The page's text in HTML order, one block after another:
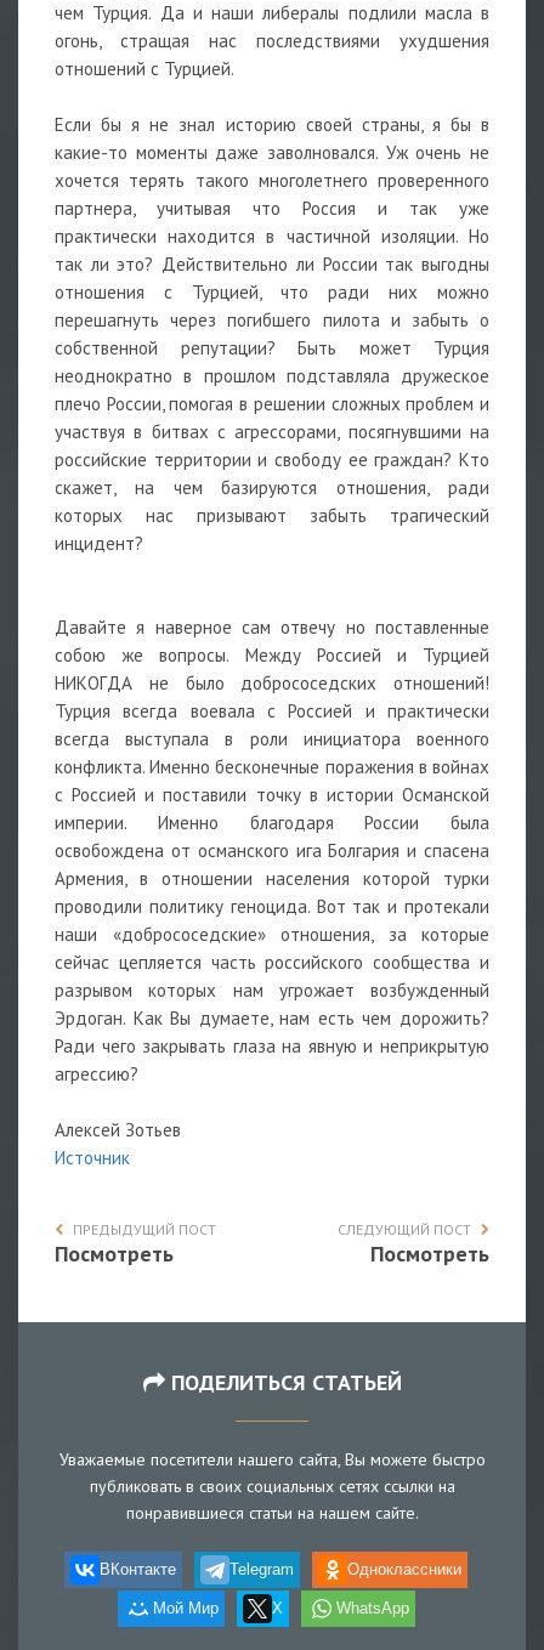
чем Турция. Да и наши либералы подлили масла в
огонь, стращая нас последствиями ухудшения
отношений с Турцией.
Если бы я не знал историю своей страны, я бы в
какие-то моменты даже заволновался. Уж очень не
хочется терять такого многолетнего проверенного
партнера, учитывая что Россия и так уже
практически находится в частичной изоляции. Но
так ли это? Действительно ли России так выгодны
отношения с Турцией, что ради них можно
перешагнуть через погибшего пилота и забыть о
собственной репутации? Быть может Турция
неоднократно в прошлом подставляла дружеское
плечо России, помогая в решении сложных проблем и
участвуя в битвах с агрессорами, посягнувшими на
российские территории и свободу ее граждан? Кто
скажет, на чем базируются отношения, ради
которых нас призывают забыть трагический
инцидент?
Давайте я наверное сам отвечу но поставленные
собою же вопросы. Между Россией и Турцией
НИКОГДА не было добрососедских отношений!
Турция всегда воевала с Россией и практически
всегда выступала в роли инициатора военного
конфликта. Именно бесконечные поражения в войнах
с Россией и поставили точку в истории Османской
империи. Именно благодаря России была
освобождена от османского ига Болгария и спасена
Армения, в отношении населения которой турки
проводили политику геноцида. Вот так и протекали
наши «добрососедские» отношения, за которые
сейчас цепляется часть российского сообщества и
разрывом которых нам угрожает возбужденный
Эрдоган. Как Вы думаете, нам есть чем дорожить?
Ради чего закрывать глаза на явную и неприкрытую
агрессию?
Алексей Зотьев
Источник
ПРЕДЫДУЩИЙ ПОСТ
Посмотреть
СЛЕДУЮЩИЙ ПОСТ
Посмотреть
ПОДЕЛИТЬСЯ СТАТЬЕЙ
Уважаемые посетители нашего сайта, Вы можете быстро
публиковать в своих социальных сетях ссылки на
понравившиеся статьи на нашем сайте.
ВКонтакте Telegram Одноклассники
Мой Мир X WhatsApp